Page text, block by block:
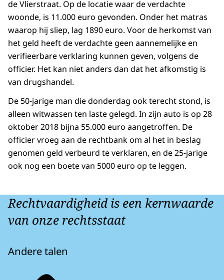
de Vlierstraat. Op de locatie waar de verdachte
woonde, is 11.000 euro gevonden. Onder het matras
waarop hij sliep, lag 1890 euro. Voor de herkomst van
het geld heeft de verdachte geen aannemelijke en
verifieerbare verklaring kunnen geven, volgens de
officier. Het kan niet anders dan dat het afkomstig is
van drugshandel.
De 50-jarige man die donderdag ook terecht stond, is
alleen witwassen ten laste gelegd. In zijn auto is op 28
oktober 2018 bijna 55.000 euro aangetroffen. De
officier vroeg aan de rechtbank om al het in beslag
genomen geld verbeurd te verklaren, en de 25-jarige
ook nog een boete van 5000 euro op te leggen.
Rechtvaardigheid is een kernwaarde
van onze rechtsstaat
Andere talen